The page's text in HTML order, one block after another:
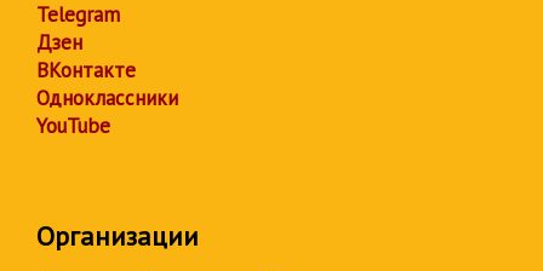
Telegram
Дзен
ВКонтакте
Одноклассники
YouTube
Организации